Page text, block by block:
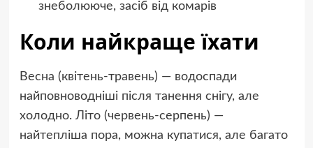
знеболююче, засіб від комарів
Коли найкраще їхати
Весна (квітень-травень) — водоспади
найповноводніші після танення снігу, але
холодно. Літо (червень-серпень) —
найтепліша пора, можна купатися, але багато